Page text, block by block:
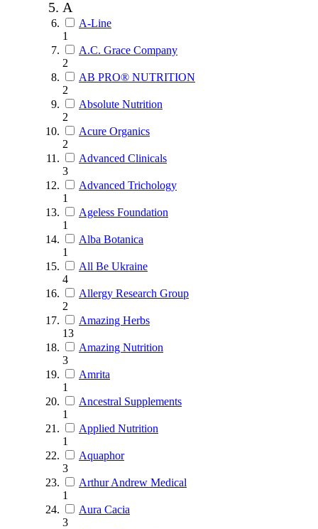
A
A-Line
1
A.C. Grace Company
2
AB PRO® NUTRITION
2
Absolute Nutrition
2
Acure Organics
2
Advanced Clinicals
3
Advanced Trichology
1
Ageless Foundation
1
Alba Botanica
1
All Be Ukraine
4
Allergy Research Group
2
Amazing Herbs
13
Amazing Nutrition
3
Amrita
1
Ancestral Supplements
1
Applied Nutrition
1
Aquaphor
3
Arthur Andrew Medical
1
Aura Cacia
3